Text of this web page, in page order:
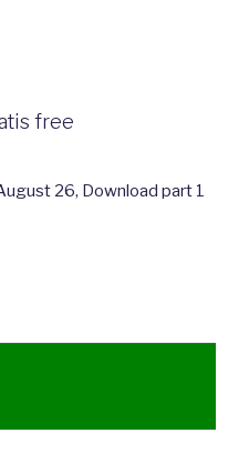
free
26, Download part 1